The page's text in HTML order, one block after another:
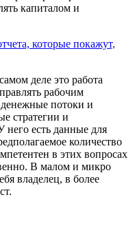
капиталом и
которые покажут,
деле это работа
рабочим
потоки и
стратегии и
него есть данные для
количество
в этих вопросах
В малом и микро
владелец, в более